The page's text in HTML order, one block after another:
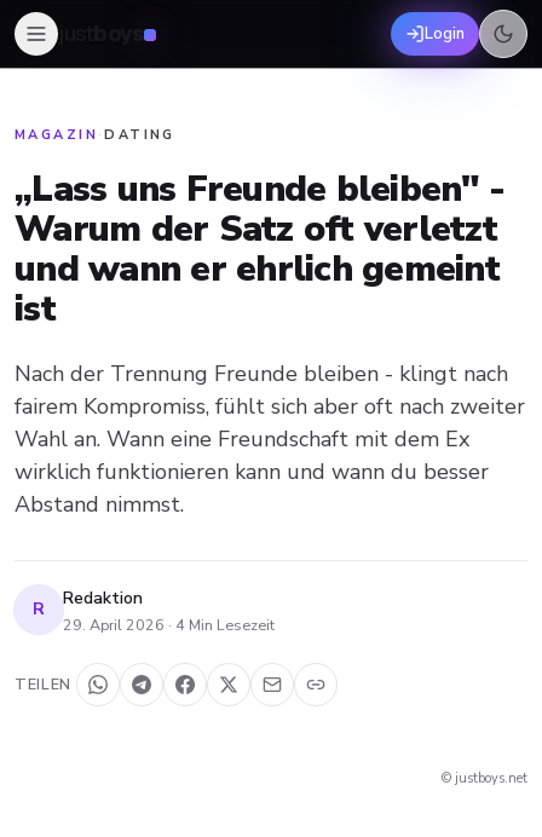
boys Login
MAGAZIN ·DATING
„Lass uns Freunde bleiben" -
Warum der Satz oft verletzt
und wann er ehrlich gemeint
ist
Nach der Trennung Freunde bleiben - klingt nach
fairem Kompromiss, fühlt sich aber oft nach zweiter
Wahl an. Wann eine Freundschaft mit dem Ex
wirklich funktionieren kann und wann du besser
Abstand nimmst.
R Redaktion
29. April 2026 · 4 Min Lesezeit
TEILEN
© justboys.net